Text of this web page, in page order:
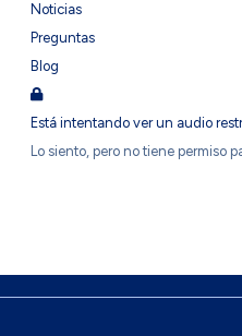
Noticias
Preguntas
Blog
Está intentando ver un audio
Lo siento, pero no tiene permiso